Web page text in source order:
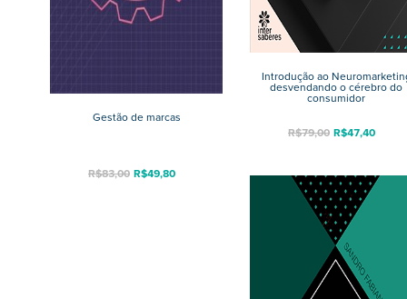
Introdução ao
desvendando o cérebro do
consumidor
R$79,00 R$47,40
Gestão de marcas
R$83,00 R$49,80